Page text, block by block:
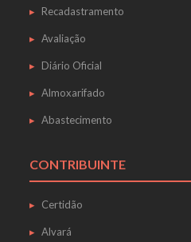
Recadastramento
Avaliação
Diário Oficial
Almoxarifado
Abastecimento
CONTRIBUINTE
Certidão
Alvará